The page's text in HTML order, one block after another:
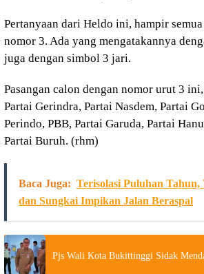
Pertanyaan dari Heldo ini, hampir
nomor 3. Ada yang mengatakannya
juga dengan simbol 3 jari.
Pasangan calon dengan nomor urut 3
Partai Gerindra, Partai Nasdem, Partai
Perindo, PBB, Partai Garuda, Partai
Partai Buruh. (rhm)
Baca Juga: Terisolasi Puluhan
dan Sungkai Impikan Jalan Beraspal
Pjs Wali Kota Bukittinggi Sidak